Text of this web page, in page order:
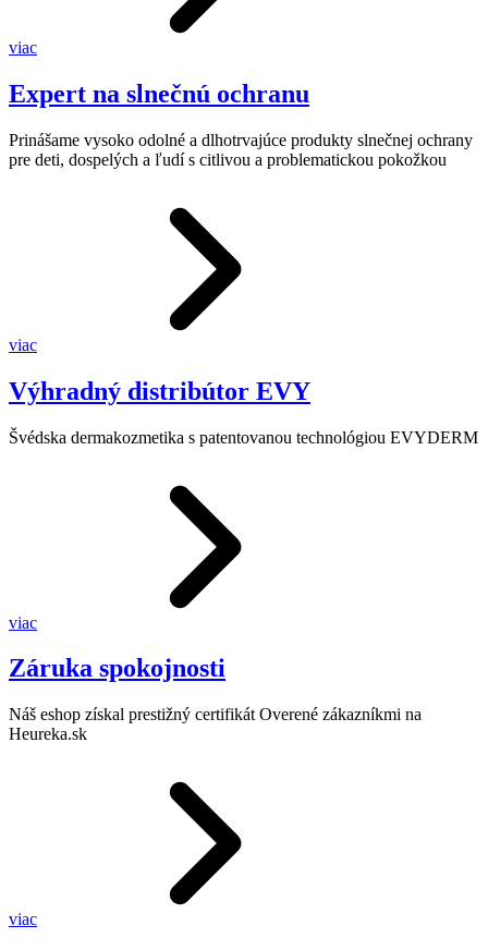
viac
Expert na slnečnú ochranu
Prinášame vysoko odolné a dlhotrvajúce produkty slnečnej ochrany
pre deti, dospelých a ľudí s citlivou a problematickou pokožkou
viac
Výhradný distribútor EVY
Švédska dermakozmetika s patentovanou technológiou EVYDERM
viac
Záruka spokojnosti
Náš eshop získal prestižný certifikát Overené zákazníkmi na
Heureka.sk
viac